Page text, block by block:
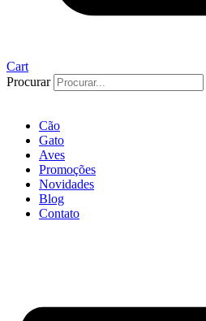
Cart
Procurar
Cão
Gato
Aves
Promoções
Novidades
Blog
Contato